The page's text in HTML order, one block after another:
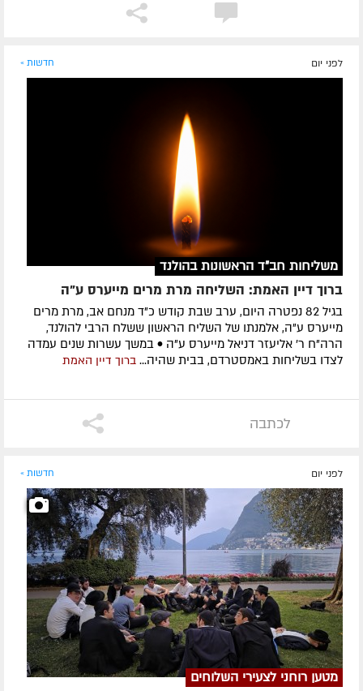
לפני יום חדשות »
משליחות חב"ד הראשונות בהולנד
ברוך דיין האמת: השליחה מרת מרים מייערס ע"ה
בגיל 82 נפטרה היום, ערב שבת קודש כ"ד מנחם אב, מרת מרים
מייערס ע"ה, אלמנתו של השליח הראשון ששלח הרבי להולנד,
הרה"ח ר' אליעזר דניאל מייערס ע"ה • במשך עשרות שנים עמדה
לצדו בשליחות באמסטרדם, בבית שהיה... ברוך דיין האמת
לכתבה
לפני יום חדשות »
מטען רוחני לצעירי השלוחים